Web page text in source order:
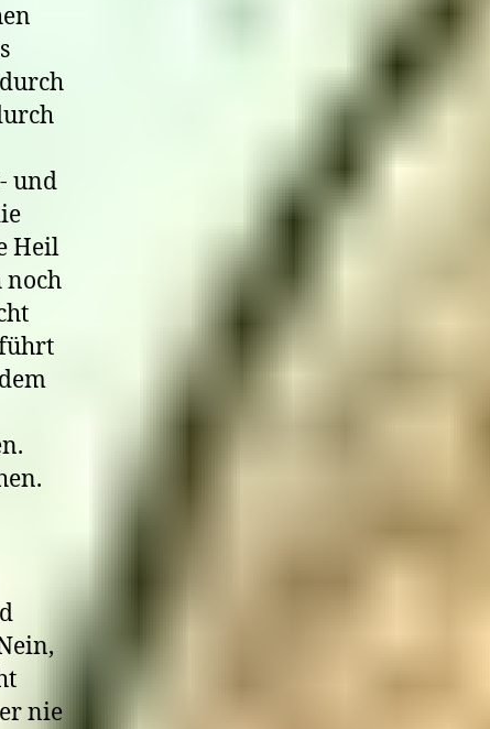
und
Heil
noch
nie